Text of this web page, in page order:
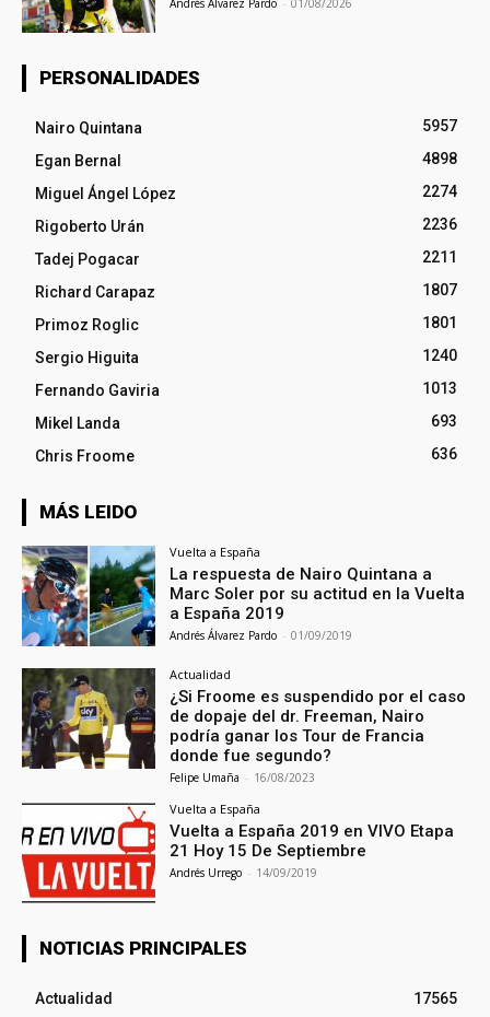
PERSONALIDADES
Nairo Quintana
5957
Egan Bernal
4898
Miguel Ángel López
2274
Rigoberto Urán
2236
Tadej Pogacar
2211
Richard Carapaz
1807
Primoz Roglic
1801
Sergio Higuita
1240
Fernando Gaviria
1013
Mikel Landa
693
Chris Froome
636
MÁS LEIDO
Vuelta a España
La respuesta de Nairo Quintana a
Marc Soler por su actitud en la Vuelta
a España 2019
Andrés Álvarez Pardo - 01/09/2019
Actualidad
¿Si Froome es suspendido por el caso
de dopaje del dr. Freeman, Nairo
podría ganar los Tour de Francia
donde fue segundo?
Felipe Umaña - 16/08/2023
Vuelta a España
Vuelta a España 2019 en VIVO Etapa
21 Hoy 15 De Septiembre
Andrés Urrego - 14/09/2019
NOTICIAS PRINCIPALES
Actualidad 17565